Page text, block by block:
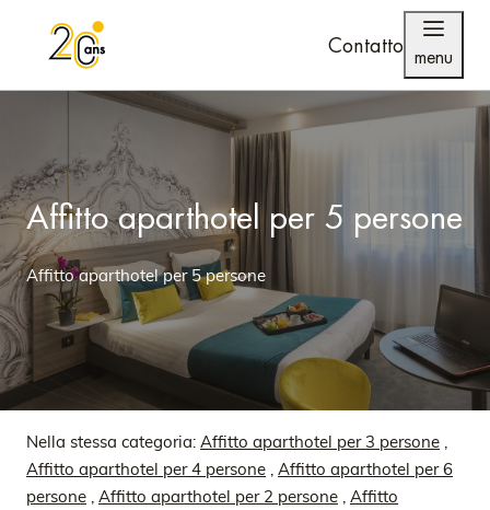
Contatto menu
Affitto aparthotel per 5 persone
Affitto aparthotel per 5 persone
Nella stessa categoria: Affitto aparthotel per 3 persone ,
Affitto aparthotel per 4 persone , Affitto aparthotel per 6
persone , Affitto aparthotel per 2 persone , Affitto